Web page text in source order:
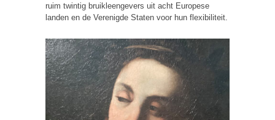
ruim twintig bruikleengevers uit acht Europese
landen en de Verenigde Staten voor hun flexibiliteit.